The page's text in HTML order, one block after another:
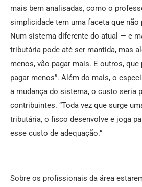
mais bem analisadas, como o
simplicidade tem uma faceta que não
Num sistema diferente do atual — e
tributária pode até ser mantida, mas
menos, vão pagar mais. E outros, que
pagar menos”. Além do mais, o
a mudança do sistema, o custo seria
contribuintes. “Toda vez que surge
tributária, o fisco desenvolve e joga
esse custo de adequação.”
Sobre os profissionais da área